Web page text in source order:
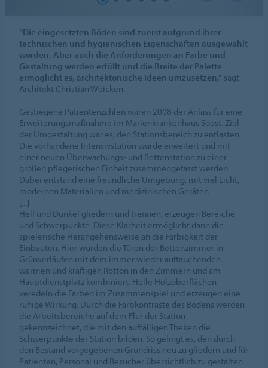
"Die eingesetzten Böden sind zuerst aufgrund ihrer
technischen und hygienischen Eigenschaften ausgewählt
worden. Aber auch die Anforderungen an Farbe und
Gestaltung werden erfüllt und die Breite der Palette
ermöglicht es, architektonische Ideen umzusetzen," sagt
Architekt Christian Weicken.
Gestiegene Patientenzahlen waren 2008 der Anlass für eine
Erweiterungsmaßnahme im Marienkrankenhaus Soest. Ziel
der Umgestaltung war es, den Stationsbereich zu entlasten.
Die vorhandene Intensivstation wurde erweitert und mit
einer neuen Überwachungs- und Bettenstation zu einer
großen pflegerischen Einheit zusammengefasst werden.
Dabei entstand eine freundliche Umgebung, mit viel Licht,
modernen Materialien und medizinischen Geräten.
[...]
Hell und Dunkel gliedern und trennen, erzeugen Bereiche
und Schwerpunkte. Diese Klarheit ermöglicht dann die
spielerische Herangehensweise an die Farbigkeit der
Einbauten. Hier wurden die Türen der Bettenzimmer in
Grünverläufen mit dem immer wieder auftauchenden
warmen und kräftigen Rotton in den Zimmern und am
Hauptdienstplatz kombiniert. Helle Holzoberflächen
veredeln die Farben im Zusammenspiel und erzeugen eine
ruhige Wirkung. Durch die Farbkontraste des Bodens werden
die Arbeitsbereiche auf dem Flur der Station
gekennzeichnet, die mit den auffälligen Theken die
Schwerpunkte der Station bilden. So gelingt es, den durch
den Bestand vorgegebenen Grundriss neu zu gliedern und für
Patienten, Personal und Besucher übersichtlich zu gestalten.